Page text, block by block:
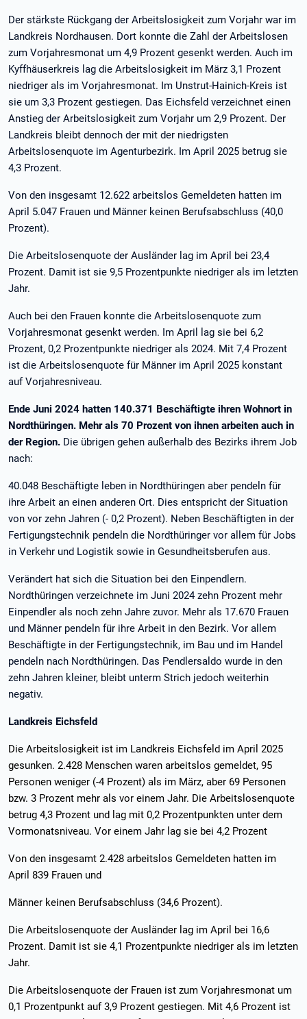
Der stärkste Rückgang der Arbeitslosigkeit zum Vorjahr war im
Landkreis Nordhausen. Dort konnte die Zahl der Arbeitslosen
zum Vorjahresmonat um 4,9 Prozent gesenkt werden. Auch im
Kyffhäuserkreis lag die Arbeitslosigkeit im März 3,1 Prozent
niedriger als im Vorjahresmonat. Im Unstrut-Hainich-Kreis ist
sie um 3,3 Prozent gestiegen. Das Eichsfeld verzeichnet einen
Anstieg der Arbeitslosigkeit zum Vorjahr um 2,9 Prozent. Der
Landkreis bleibt dennoch der mit der niedrigsten
Arbeitslosenquote im Agenturbezirk. Im April 2025 betrug sie
4,3 Prozent.
Von den insgesamt 12.622 arbeitslos Gemeldeten hatten im
April 5.047 Frauen und Männer keinen Berufsabschluss (40,0
Prozent).
Die Arbeitslosenquote der Ausländer lag im April bei 23,4
Prozent. Damit ist sie 9,5 Prozentpunkte niedriger als im letzten
Jahr.
Auch bei den Frauen konnte die Arbeitslosenquote zum
Vorjahresmonat gesenkt werden. Im April lag sie bei 6,2
Prozent, 0,2 Prozentpunkte niedriger als 2024. Mit 7,4 Prozent
ist die Arbeitslosenquote für Männer im April 2025 konstant
auf Vorjahresniveau.
Ende Juni 2024 hatten 140.371 Beschäftigte ihren Wohnort in
Nordthüringen. Mehr als 70 Prozent von ihnen arbeiten auch in
der Region. Die übrigen gehen außerhalb des Bezirks ihrem Job
nach:
40.048 Beschäftigte leben in Nordthüringen aber pendeln für
ihre Arbeit an einen anderen Ort. Dies entspricht der Situation
von vor zehn Jahren (- 0,2 Prozent). Neben Beschäftigten in der
Fertigungstechnik pendeln die Nordthüringer vor allem für Jobs
in Verkehr und Logistik sowie in Gesundheitsberufen aus.
Verändert hat sich die Situation bei den Einpendlern.
Nordthüringen verzeichnete im Juni 2024 zehn Prozent mehr
Einpendler als noch zehn Jahre zuvor. Mehr als 17.670 Frauen
und Männer pendeln für ihre Arbeit in den Bezirk. Vor allem
Beschäftigte in der Fertigungstechnik, im Bau und im Handel
pendeln nach Nordthüringen. Das Pendlersaldo wurde in den
zehn Jahren kleiner, bleibt unterm Strich jedoch weiterhin
negativ.
Landkreis Eichsfeld
Die Arbeitslosigkeit ist im Landkreis Eichsfeld im April 2025
gesunken. 2.428 Menschen waren arbeitslos gemeldet, 95
Personen weniger (-4 Prozent) als im März, aber 69 Personen
bzw. 3 Prozent mehr als vor einem Jahr. Die Arbeitslosenquote
betrug 4,3 Prozent und lag mit 0,2 Prozentpunkten unter dem
Vormonatsniveau. Vor einem Jahr lag sie bei 4,2 Prozent
Von den insgesamt 2.428 arbeitslos Gemeldeten hatten im
April 839 Frauen und
Männer keinen Berufsabschluss (34,6 Prozent).
Die Arbeitslosenquote der Ausländer lag im April bei 16,6
Prozent. Damit ist sie 4,1 Prozentpunkte niedriger als im letzten
Jahr.
Die Arbeitslosenquote der Frauen ist zum Vorjahresmonat um
0,1 Prozentpunkt auf 3,9 Prozent gestiegen. Mit 4,6 Prozent ist